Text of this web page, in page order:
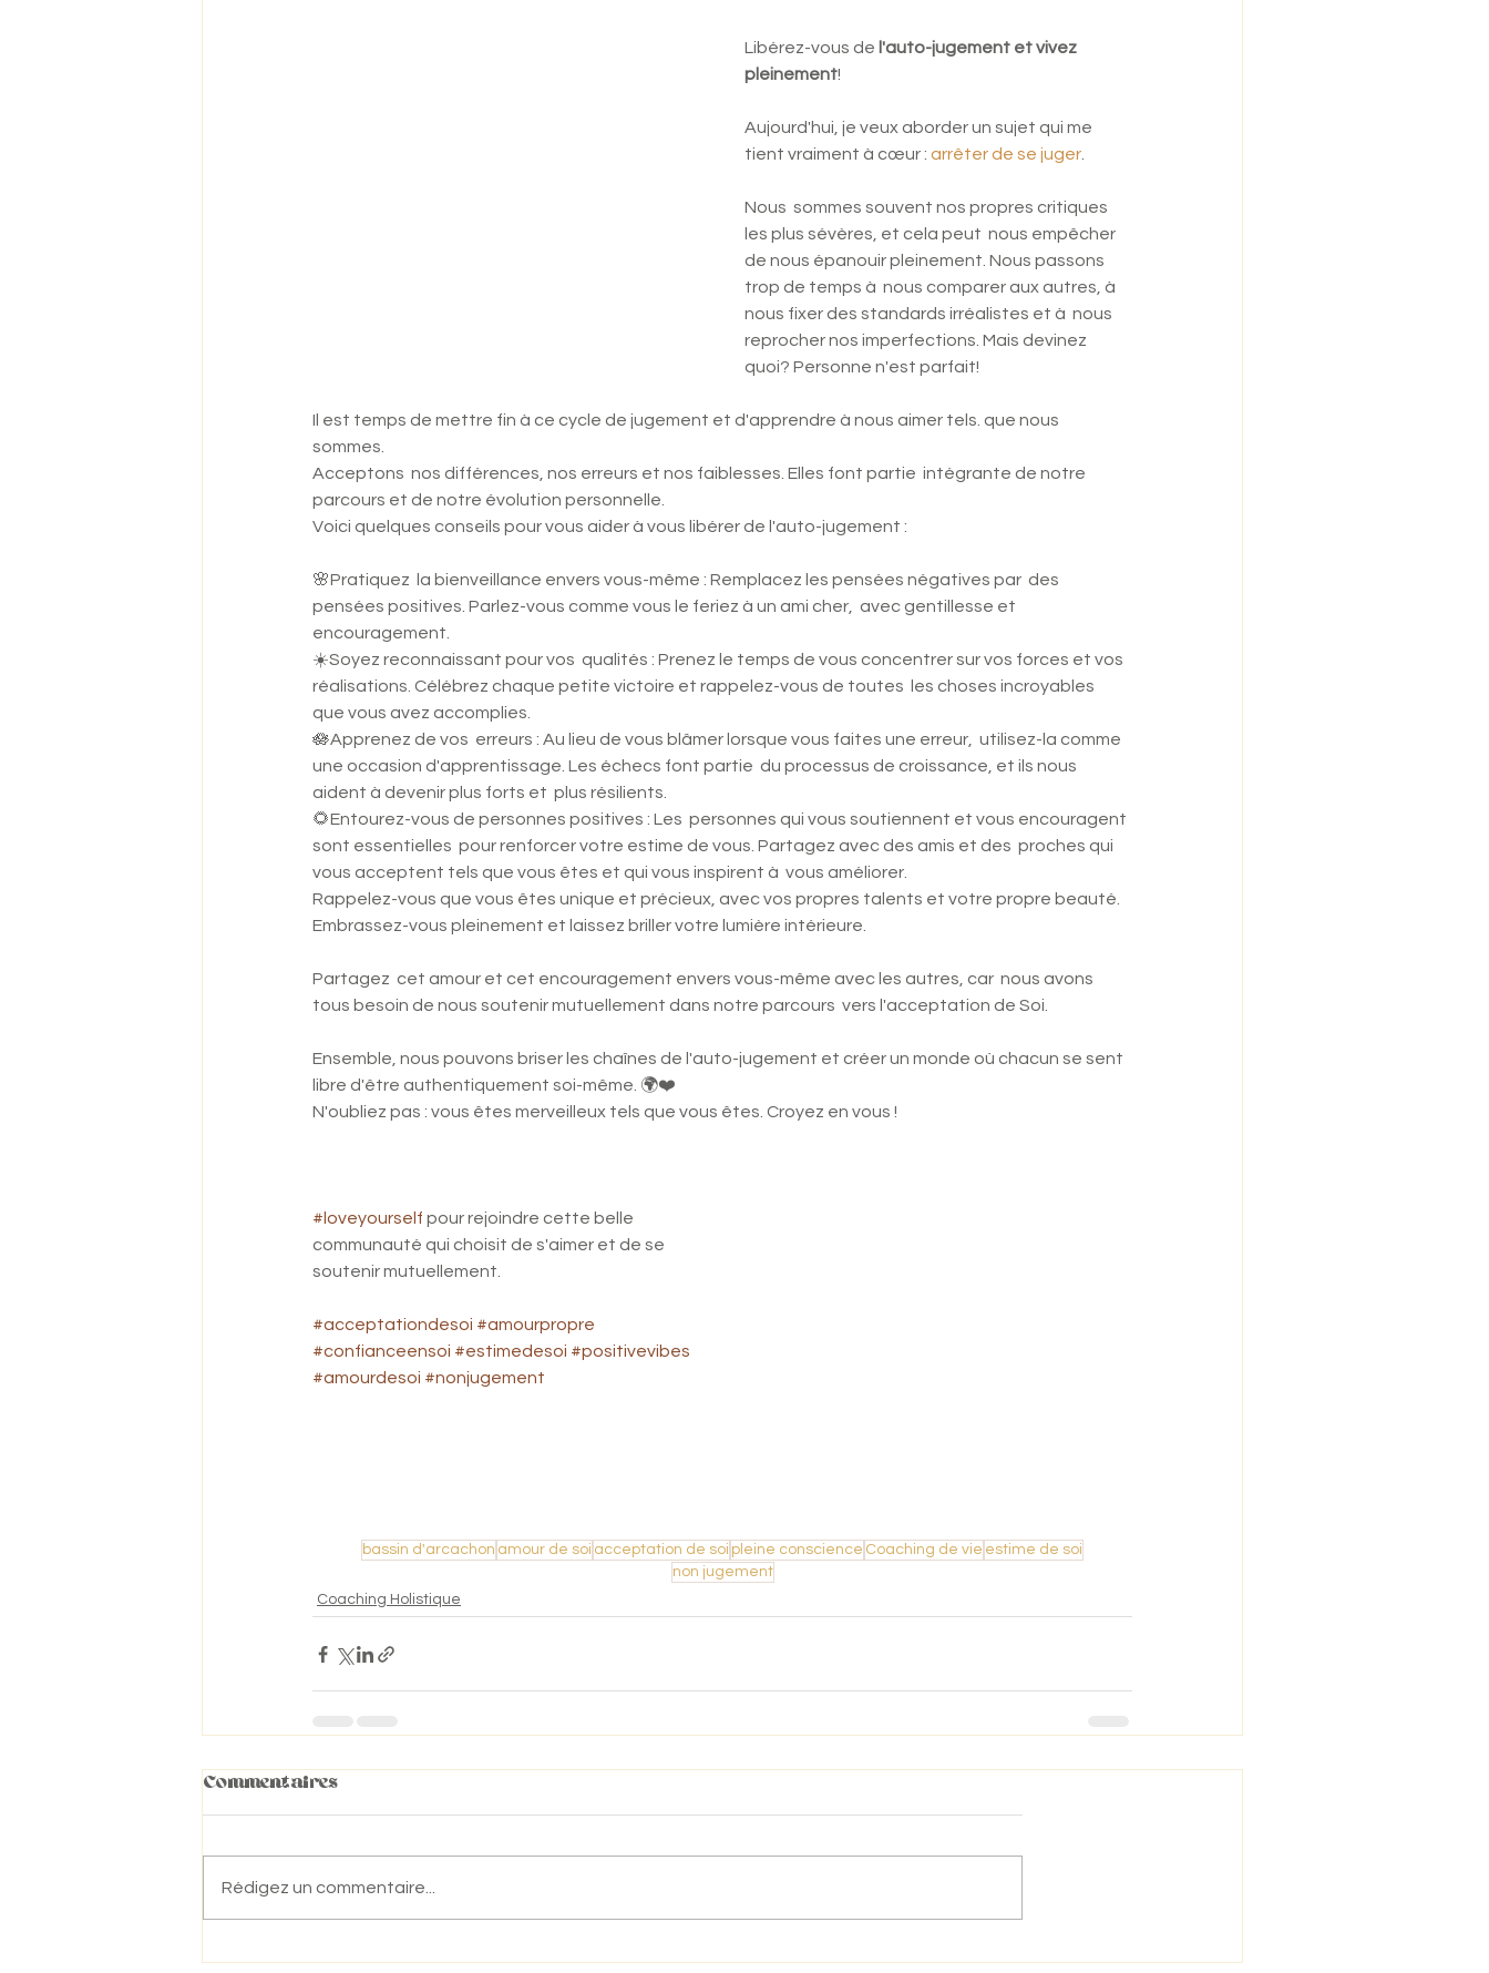
Libérez-vous de l'auto-jugement et vivez
pleinement!
Aujourd'hui, je veux aborder un sujet qui me
tient vraiment à cœur : arrêter de se juger
Nous  sommes souvent nos propres critiques
les plus sévères, et cela peut  nous empêcher
de nous épanouir pleinement. Nous passons
trop de temps à  nous comparer aux autres, à
nous fixer des standards irréalistes et à  nous
reprocher nos imperfections. Mais devinez
quoi? Personne n'est parfait!
Il est temps de mettre fin à ce cycle de jugement et d'apprendre à nous aimer tels. que nous
sommes.
Acceptons  nos différences, nos erreurs et nos faiblesses. Elles font partie  intégrante de notre
parcours et de notre évolution personnelle.
Voici quelques conseils pour vous aider à vous libérer de l'auto-jugement :
🌸Pratiquez  la bienveillance envers vous-même : Remplacez les pensées négatives par  des
pensées positives. Parlez-vous comme vous le feriez à un ami cher,  avec gentillesse et
encouragement.
☀️Soyez reconnaissant pour vos  qualités : Prenez le temps de vous concentrer sur vos forces et vos
réalisations. Célébrez chaque petite victoire et rappelez-vous de toutes  les choses incroyables
que vous avez accomplies.
🪷Apprenez de vos  erreurs : Au lieu de vous blâmer lorsque vous faites une erreur,  utilisez-la comme
une occasion d'apprentissage. Les échecs font partie  du processus de croissance, et ils nous
aident à devenir plus forts et  plus résilients.
🌻Entourez-vous de personnes positives : Les  personnes qui vous soutiennent et vous encouragent
sont essentielles  pour renforcer votre estime de vous. Partagez avec des amis et des  proches qui
vous acceptent tels que vous êtes et qui vous inspirent à  vous améliorer.
Rappelez-vous que vous êtes unique et précieux, avec vos propres talents et votre propre beauté.
Embrassez-vous pleinement et laissez briller votre lumière intérieure.
Partagez  cet amour et cet encouragement envers vous-même avec les autres, car  nous avons
tous besoin de nous soutenir mutuellement dans notre parcours  vers l'acceptation de Soi.
Ensemble, nous pouvons briser les chaînes de l'auto-jugement et créer un monde où chacun se sent
libre d'être authentiquement soi-même. 🌍❤️
N'oubliez pas : vous êtes merveilleux tels que vous êtes. Croyez en vous !
#loveyourself pour rejoindre cette belle
communauté qui choisit de s'aimer et de se
soutenir mutuellement.
#acceptationdesoi #amourpropre
#confianceensoi #estimedesoi #positivevibes
#amourdesoi #nonjugement
bassin d'arcachon amour de soi acceptation de soi pleine conscience Coaching de vie estime de soi
non jugement
Coaching Holistique
Commentaires
Rédigez un commentaire...